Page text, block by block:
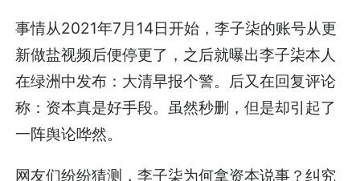
事情从2021年7月14日开始，李子柒的账号从更
新做盐视频后便停更了，之后就曝出李子柒本人
在绿洲中发布：大清早报个警。后又在回复评论
称：资本真是好手段。虽然秒删，但是却引起了
一阵舆论哗然。
网友们纷纷猜测，李子柒为何拿资本说事？纠究